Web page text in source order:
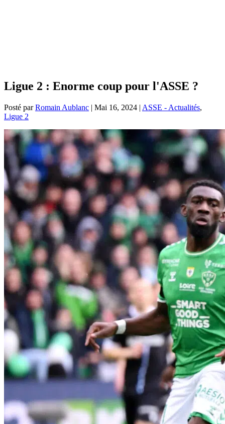
Ligue 2 : Enorme coup pour l'ASSE ?
Posté parRomain Aublanc | Mai 16, 2024 | ASSE - Actualités,
Ligue 2